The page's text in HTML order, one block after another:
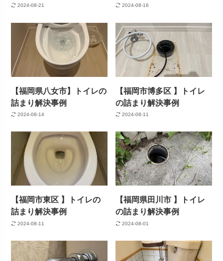
2024-08-21 2024-08-16
【福岡県八女市】トイレの
詰まり解決事例
2024-08-14
【福岡市博多区 】トイレ
の詰まり解決事例
2024-08-11
【福岡市東区 】トイレの
詰まり解決事例
2024-08-11
【福岡県田川市 】トイレ
の詰まり解決事例
2024-08-01